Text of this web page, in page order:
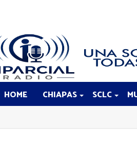
HOME CHIAPAS SCLC